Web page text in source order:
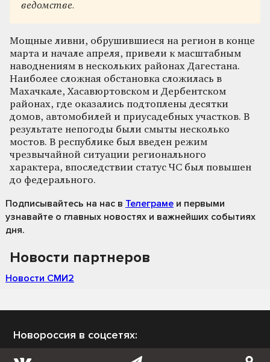
ведомстве.
Мощные ливни, обрушившиеся на регион в конце
марта и начале апреля, привели к масштабным
наводнениям в нескольких районах Дагестана.
Наиболее сложная обстановка сложилась в
Махачкале, Хасавюртовском и Дербентском
районах, где оказались подтоплены десятки
домов, автомобилей и приусадебных участков. В
результате непогоды были смыты несколько
мостов. В республике был введен режим
чрезвычайной ситуации регионального
характера, впоследствии статус ЧС был повышен
до федерального.
Подписывайтесь на нас в Телеграме и первыми
узнавайте о главных новостях и важнейших событиях
дня.
Новости партнеров
Новости СМИ2
Новороссия в соцсетях: